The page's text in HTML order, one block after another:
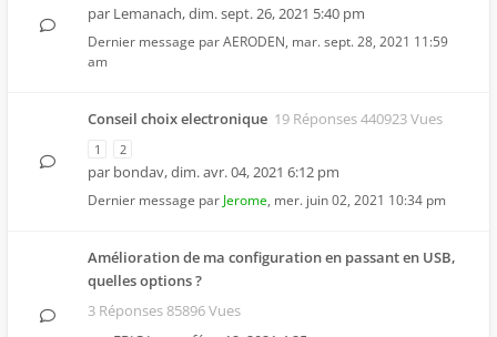
par Lemanach,dim. sept. 26, 2021 5:40 pm
Dernier message parAERODEN, mar. sept. 28, 2021 11:59
am
Conseil choix electronique 19 Réponses 440923 Vues
1 2
par bondav,dim. avr. 04, 2021 6:12 pm
Dernier message par Jerome, mer. juin 02, 2021 10:34 pm
Amélioration de ma configuration en passant en USB,
quelles options ?
3 Réponses 85896 Vues